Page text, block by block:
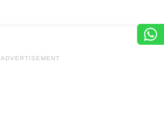
ADVERTISEMENT